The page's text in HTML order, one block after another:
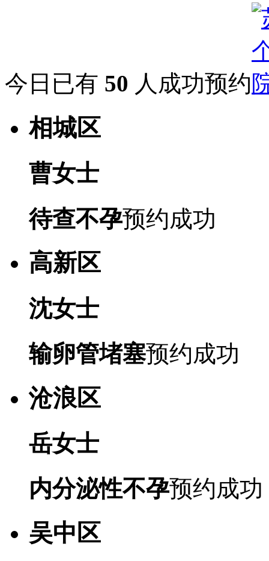
今日已有 50 人成功预约
相城区
曹女士
待查不孕预约成功
高新区
沈女士
输卵管堵塞预约成功
沧浪区
岳女士
内分泌性不孕预约成功
吴中区